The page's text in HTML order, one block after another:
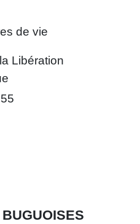
de vie
Libération